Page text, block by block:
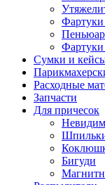
Фартуки
Фартуки
Сумки и
Расходные
Запчасти
Для причесок
Бигуди